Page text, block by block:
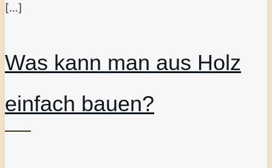
[…]
Was kann man aus Holz
einfach bauen?